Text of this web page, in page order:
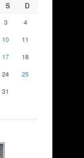
S D
3
4
10
11
17
18
24
25
31